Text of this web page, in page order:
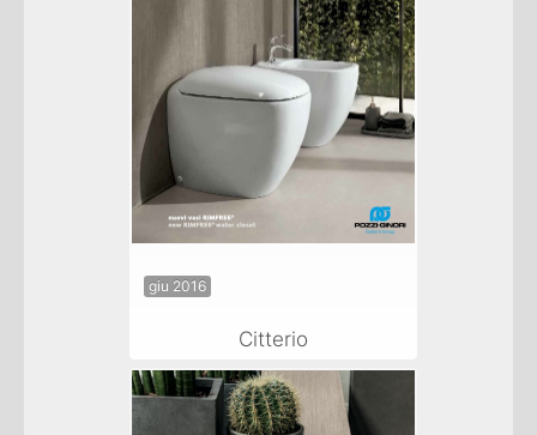
giu 2016
Citterio